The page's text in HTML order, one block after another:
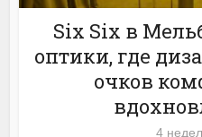
Six Six в
оптики, где
очков
4